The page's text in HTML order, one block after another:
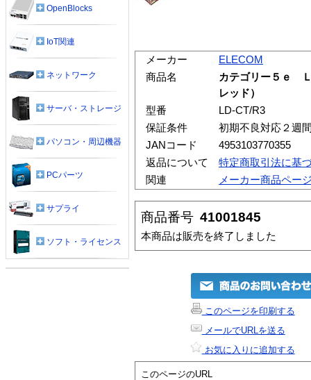
メーカー
ELECOM
商品名
カテゴリー５ｅ
レッド）
型番
LD-CT/R3
保証条件
初期不良対応２週
JANコード
4953103770355
返品について
特定商取引法に基
関連
メーカー商品ペー
商品番号 41001845
本商品は販売を終了しました
このページを印刷する
メールでURLを送る
お気に入りに追加する
このページのURL
OpenBlocks
IoT関連
ネットワーク
サーバ・ストレージ
パソコン・周辺機器
PCパーツ
サプライ
ソフト・ライセンス